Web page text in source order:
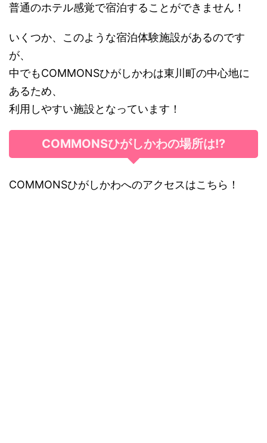
普通のホテル感覚で宿泊することができません！
いくつか、このような宿泊体験施設があるのです
が、
中でもCOMMONSひがしかわは東川町の中心地に
あるため、
利用しやすい施設となっています！
COMMONSひがしかわの場所は!?
COMMONSひがしかわへのアクセスはこちら！